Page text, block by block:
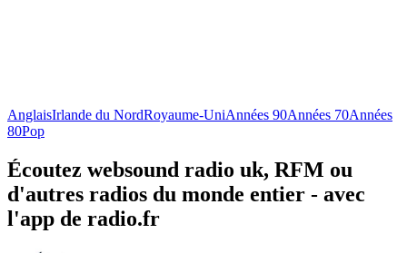
AnglaisIrlande du NordRoyaume-UniAnnées 90Années 70Années
80Pop
Écoutez websound radio uk, RFM ou
d'autres radios du monde entier - avec
l'app de radio.fr